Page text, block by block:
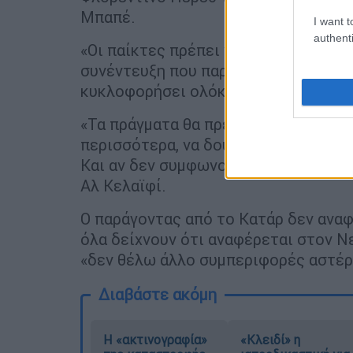
I want
Μπαπέ.
«Οι παίκτες πρέπει να αναλάβουν
συνέντευξη που παραχώρησε στο
κυκλοφορήσει ολόκληρη στο τεύχος
«Τα πράγματα θα πρέπει να είναι
περισσότερα, να δουλεύουν
Και αν δεν συμφωνούν, οι πόρτες
Αλ Κελαϊφί.
Ο παράγοντας από το Κατάρ δεν
όλα δείχνουν ότι αναφέρεται στον
«δεν θέλω άλλο συμπεριφορές
Διαβάστε ακόμη
Η «ακτινογραφία»
«Κλειδί» η